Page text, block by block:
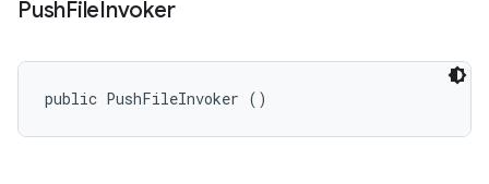
PushFileInvoker
public PushFileInvoker ()